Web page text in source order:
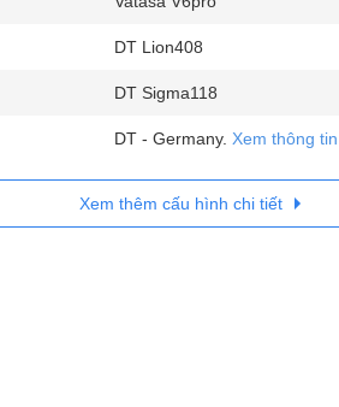
DT Lion408
DT Sigma118
DT - Germany. Xem thông
Xem thêm cấu hình chi tiết